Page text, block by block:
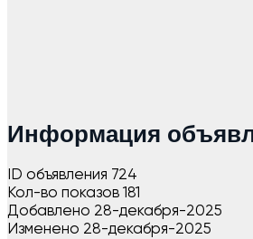
Информация
ID объявления 724
Кол-во показов 181
Добавлено 28-декабря-2025
Изменено 28-декабря-2025